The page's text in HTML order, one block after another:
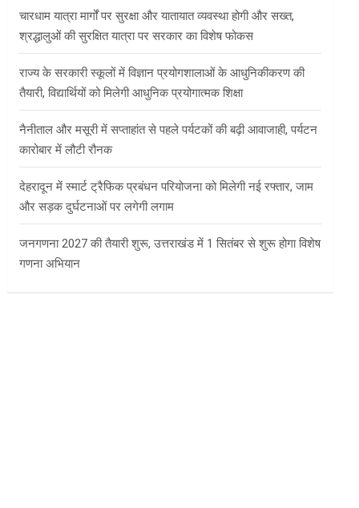
चारधाम यात्रा मार्गों पर सुरक्षा और यातायात व्यवस्था होगी और सख्त,
श्रद्धालुओं की सुरक्षित यात्रा पर सरकार का विशेष फोकस
राज्य के सरकारी स्कूलों में विज्ञान प्रयोगशालाओं के आधुनिकीकरण की
तैयारी, विद्यार्थियों को मिलेगी आधुनिक प्रयोगात्मक शिक्षा
नैनीताल और मसूरी में सप्ताहांत से पहले पर्यटकों की बढ़ी आवाजाही, पर्यटन
कारोबार में लौटी रौनक
देहरादून में स्मार्ट ट्रैफिक प्रबंधन परियोजना को मिलेगी नई रफ्तार, जाम
और सड़क दुर्घटनाओं पर लगेगी लगाम
जनगणना 2027 की तैयारी शुरू, उत्तराखंड में 1 सितंबर से शुरू होगा विशेष
गणना अभियान